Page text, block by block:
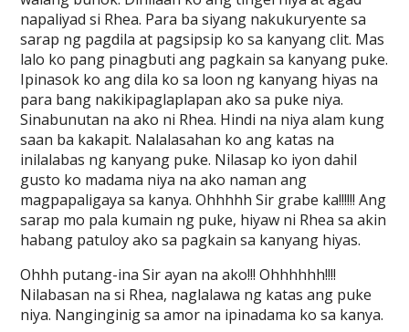
napaliyad si Rhea. Para ba siyang nakukuryente sa
sarap ng pagdila at pagsipsip ko sa kanyang clit. Mas
lalo ko pang pinagbuti ang pagkain sa kanyang puke.
Ipinasok ko ang dila ko sa loon ng kanyang hiyas na
para bang nakikipaglaplapan ako sa puke niya.
Sinabunutan na ako ni Rhea. Hindi na niya alam kung
saan ba kakapit. Nalalasahan ko ang katas na
inilalabas ng kanyang puke. Nilasap ko iyon dahil
gusto ko madama niya na ako naman ang
magpapaligaya sa kanya. Ohhhhh Sir grabe ka!!!!!! Ang
sarap mo pala kumain ng puke, hiyaw ni Rhea sa akin
habang patuloy ako sa pagkain sa kanyang hiyas.
Ohhh putang-ina Sir ayan na ako!!! Ohhhhhh!!!!
Nilabasan na si Rhea, naglalawa ng katas ang puke
niya. Nanginginig sa amor na ipinadama ko sa kanya.